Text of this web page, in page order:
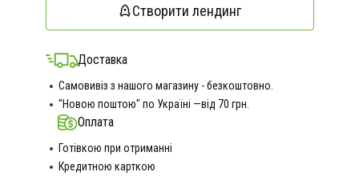
Створити лендинг
Доставка
Самовивіз з нашого магазину - безкоштовно.
"Новою поштою" по Україні —від 70 грн.
Оплата
Готівкою при отриманні
Кредитною карткою